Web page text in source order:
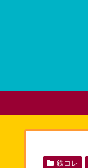
鉄コレ